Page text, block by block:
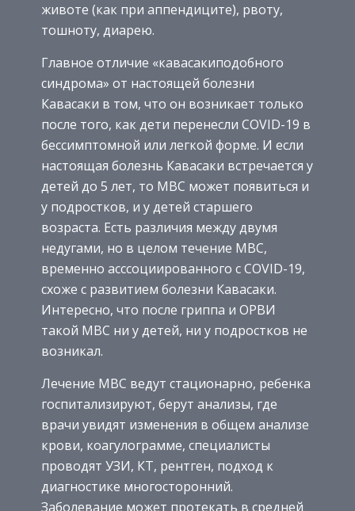
животе (как при аппендиците), рвоту,
тошноту, диарею.
Главное отличие «кавасакиподобного
синдрома» от настоящей болезни
Кавасаки в том, что он возникает только
после того, как дети перенесли COVID-19 в
бессимптомной или легкой форме. И если
настоящая болезнь Кавасаки встречается у
детей до 5 лет, то МВС может появиться и
у подростков, и у детей старшего
возраста. Есть различия между двумя
недугами, но в целом течение МВС,
временно асссоциированного с COVID-19,
схоже с развитием болезни Кавасаки.
Интересно, что после гриппа и ОРВИ
такой МВС ни у детей, ни у подростков не
возникал.
Лечение МВС ведут стационарно, ребенка
госпитализируют, берут анализы, где
врачи увидят изменения в общем анализе
крови, коагулограмме, специалисты
проводят УЗИ, КТ, рентген, подход к
диагностике многосторонний.
Заболевание может протекать в средней